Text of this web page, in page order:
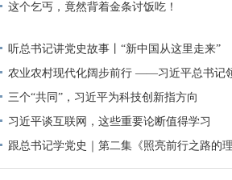
这个乞丐，竟然背着金条讨饭吃！
听总书记讲党史故事丨“新中国从这里走来”
农业农村现代化阔步前行 ——习近平总书记
高质量发展（之三）
三个“共同”，习近平为科技创新指方向
习近平谈互联网，这些重要论断值得学习
跟总书记学党史｜第二集《照亮前行之路的理